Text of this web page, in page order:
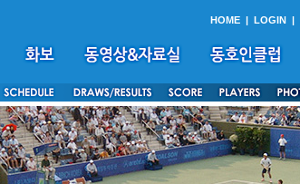
HOME | LOGIN |